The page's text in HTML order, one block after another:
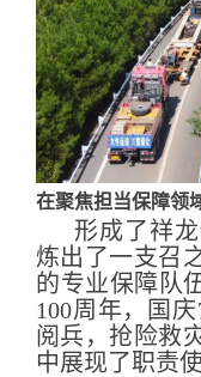
在聚焦担当保障领
形成了祥
炼出了一支召
的专业保障队
100周年，国
阅兵，抢险救
中展现了职责